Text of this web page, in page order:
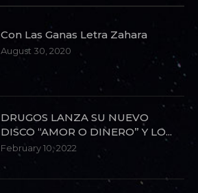
Con Las Ganas Letra Zahara
August 30, 2020
DRUGOS LANZA SU NUEVO
DISCO “AMOR O DINERO” Y LO...
February 10, 2022